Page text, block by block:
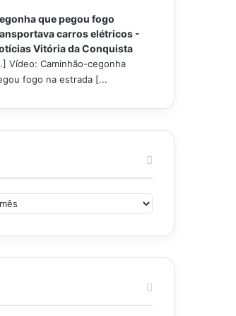
que pegou fogo
carros elétricos -
Vitória da Conquista
Vídeo: Caminhão-cegonha
fogo na estrada [...